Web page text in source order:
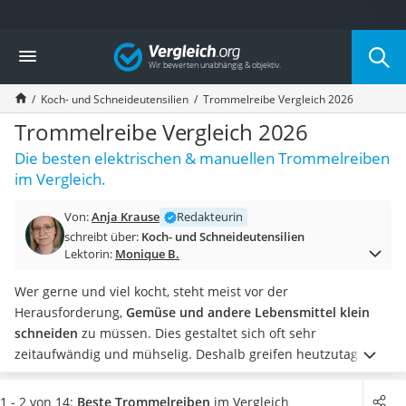
Die beliebtesten Vergleiche nach Kategorie
Haushalt
Wassersprudler
Zentralstaubsauger
Brotbackautomat
Wischroboter
Wäschespinne
Industriestaubsauger
Akku-Staubsauger
Eierkocher
Saug-Wisch-Roboter
Handstaubsauger
Milchaufschäumer
Kondenstrockner
Reiskocher
Heißwasserspender
Vergleich
Koch- und Schneideutensilien Trommelreibe Vergleich 2026
Trommelreibe Vergleich 2026
Die besten elektrischen & manuellen Trommelreiben
im Vergleich.
Von:Anja Krause
Redakteurin
schreibt über: Koch- und Schneideutensilien
Lektorin: Monique B.
Wer gerne und viel kocht, steht meist vor der
Herausforderung, Gemüse und andere Lebensmittel klein
schneiden zu müssen. Dies gestaltet sich oft sehr
zeitaufwändig und mühselig. Deshalb greifen heutzutage
viele Hobbyköche auf eine Trommelreibe zurück.
Verschiedene Trommelreiben-Tests im Internet zeigen, dass
1 - 2 von 14: Beste Trommelreiben im Vergleich